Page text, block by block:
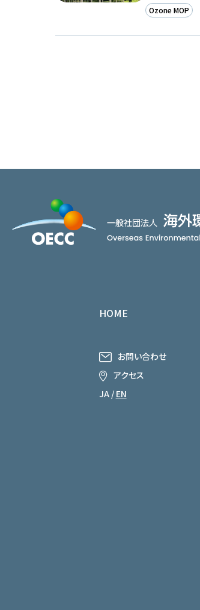
Ozone MOP
HOME
お問い合わせ
アクセス
JA/ EN